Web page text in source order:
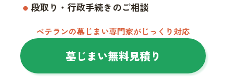
段取り・行政手続きのご相談
ベテランの墓じまい専門家がじっくり対応
墓じまい無料見積り